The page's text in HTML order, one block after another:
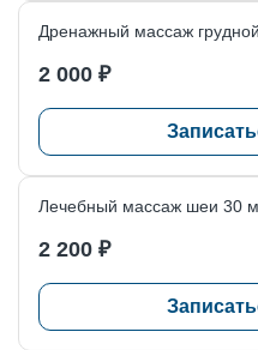
Дренажный массаж
2 000 ₽
Лечебный массаж шеи 30
2 200 ₽